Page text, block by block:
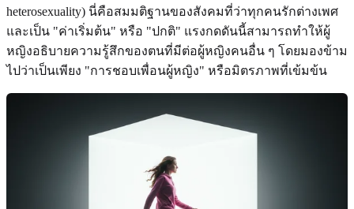
heterosexuality) นี่คือสมมติฐานของสังคมที่ว่าทุกคนรักต่างเพศ
และเป็น "ค่าเริ่มต้น" หรือ "ปกติ" แรงกดดันนี้สามารถทำให้ผู้
หญิงอธิบายความรู้สึกของตนที่มีต่อผู้หญิงคนอื่น ๆ โดยมองข้าม
ไปว่าเป็นเพียง "การชอบเพื่อนผู้หญิง" หรือมิตรภาพที่เข้มข้น